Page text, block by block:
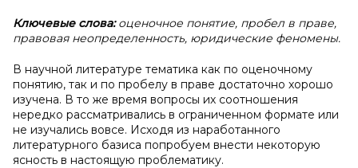
Ключевые слова:оценочное понятие, пробел в праве,
правовая неопределенность, юридические феномены.
В научной литературе тематика как по оценочному
понятию, так и по пробелу в праве достаточно хорошо
изучена. В то же время вопросы их соотношения
нередко рассматривались в ограниченном формате или
не изучались вовсе. Исходя из наработанного
литературного базиса попробуем внести некоторую
ясность в настоящую проблематику.